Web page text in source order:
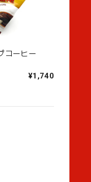
コーヒー
¥1,740